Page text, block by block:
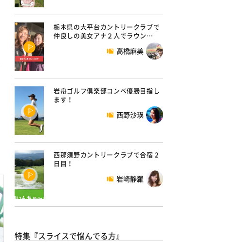
栃木県の大平台カントリークラブで
仲良しの美女アナ２人でラウン…
高橋麻美
岩舟ゴルフ倶楽部コンペ優勝目指し
ます！
西野沙瑛
西那須野カントリークラブで合宿２
日目！
岩崎静羅
特集『スライスで悩んでる方』